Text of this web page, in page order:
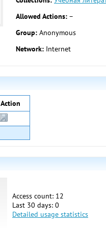
Allowed Actions: –
Group: Anonymous
Network: Internet
Action
Access count: 12
Last 30 days: 0
Detailed usage statistics